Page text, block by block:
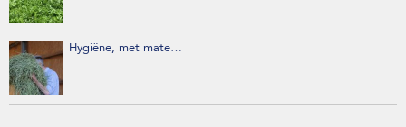
Hygiëne, met mate…